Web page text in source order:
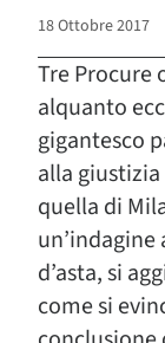
18 Ottobre 2017
Tre Procure
alquanto
gigantesco
alla
quella di
d’asta, si
come si